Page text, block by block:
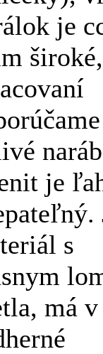
je
je
s
má v